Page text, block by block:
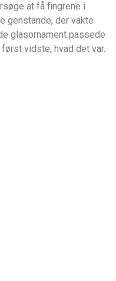
at få fingrene i
genstande, der vakte
glasornament passede
vidste, hvad det var.